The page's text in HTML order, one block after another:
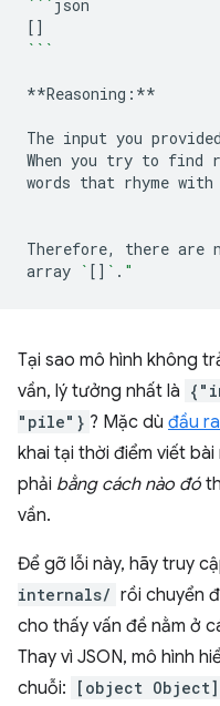
```
[]
```
**Reasoning:**
The input you provided
When you try to find
words that rhyme with
Therefore, there are
array ` [] ` . "
Tại sao mô hình không
vần, lý tưởng nhất là
"pile"} ? Mặc dù đầu
khai tại thời điểm viết
phải bằng cách nào đó
vần.
Để gỡ lỗi này, hãy truy
internals/ rồi chuyển
cho thấy vấn đề nằm ở
Thay vì JSON, mô hình
chuỗi:
[object